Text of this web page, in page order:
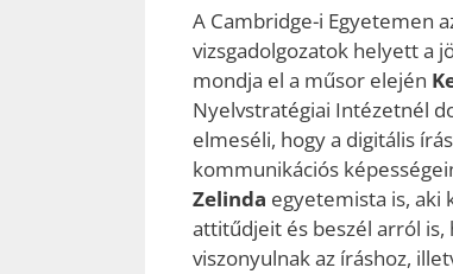
A Cambridge-i Egyetemen
vizsgadolgozatok helyett a
mondja el a műsor elején
Nyelvstratégiai Intézetnél
elmeséli, hogy a digitális
kommunikációs
Zelinda egyetemista is, aki
attitűdjeit és beszél arról is,
viszonyulnak az íráshoz,